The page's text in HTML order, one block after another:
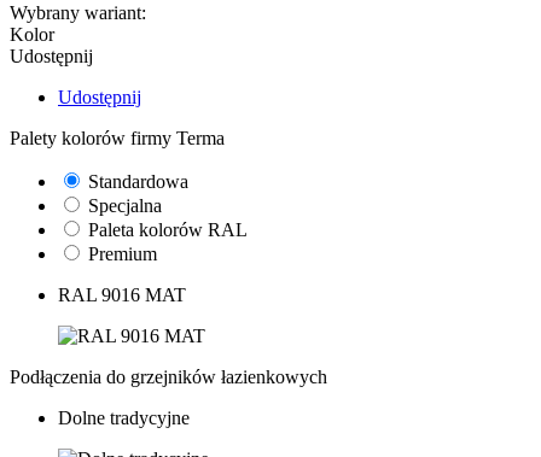
Wybrany wariant:
Kolor
Udostępnij
Udostępnij
Palety kolorów firmy Terma
Standardowa
Specjalna
Paleta kolorów RAL
Premium
RAL 9016 MAT
Podłączenia do grzejników łazienkowych
Dolne tradycyjne